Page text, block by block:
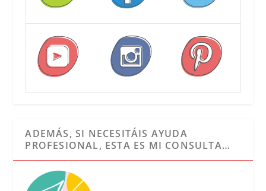
ADEMÁS, SI NECESITÁIS AYUDA
PROFESIONAL, ESTA ES MI CONSULTA…